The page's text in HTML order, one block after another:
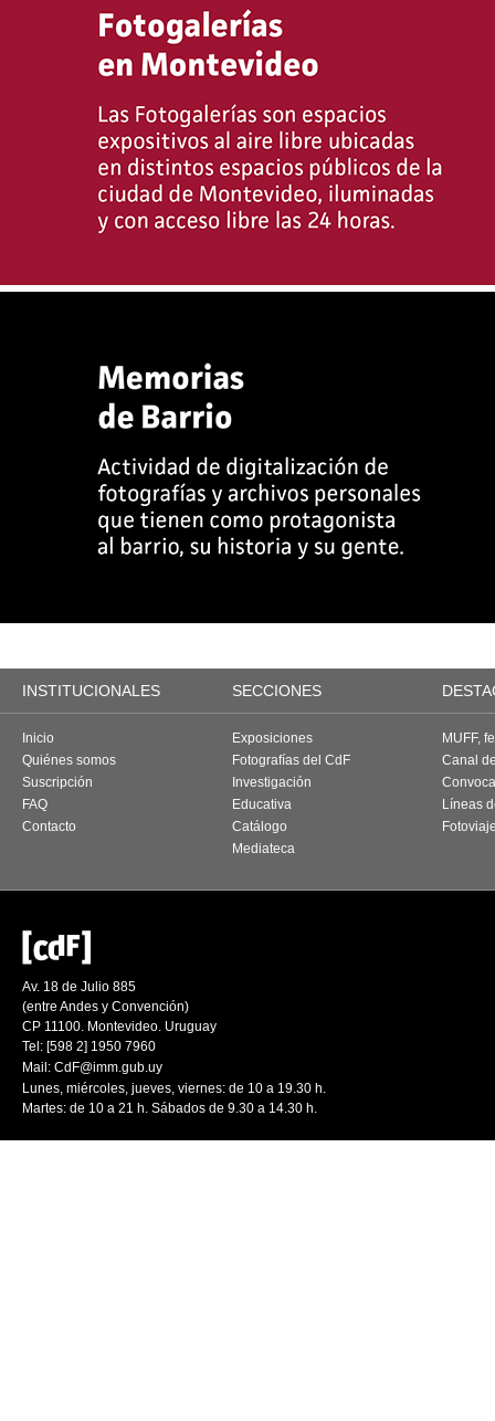
INSTITUCIONALES SECCIONES
Inicio
Quiénes somos
Suscripción
FAQ
Contacto
Exposiciones
Fotografías del CdF
Investigación
Educativa
Catálogo
Mediateca
MUFF,
Canal
Líneas
Av. 18 de Julio 885
(entre Andes y Convención)
CP 11100. Montevideo. Uruguay
Tel: [598 2] 1950 7960
Mail: CdF@imm.gub.uy
Lunes, miércoles, jueves, viernes: de 10 a 19.30 h.
Martes: de 10 a 21 h. Sábados de 9.30 a 14.30 h.